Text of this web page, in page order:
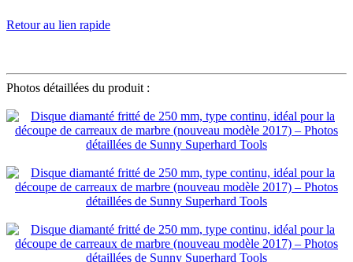
Retour au lien rapide
Photos détaillées du produit :